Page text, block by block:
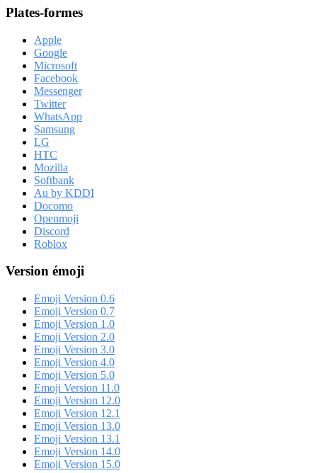
Plates-formes
Apple
Google
Microsoft
Facebook
Messenger
Twitter
WhatsApp
Samsung
LG
HTC
Mozilla
Softbank
Au by KDDI
Docomo
Openmoji
Discord
Roblox
Version émoji
Emoji Version 0.6
Emoji Version 0.7
Emoji Version 1.0
Emoji Version 2.0
Emoji Version 3.0
Emoji Version 4.0
Emoji Version 5.0
Emoji Version 11.0
Emoji Version 12.0
Emoji Version 12.1
Emoji Version 13.0
Emoji Version 13.1
Emoji Version 14.0
Emoji Version 15.0